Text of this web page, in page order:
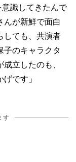
識してきたんで
んが新鮮で面白
しても、共演者
子のキャラクタ
立したのも、
です」
す